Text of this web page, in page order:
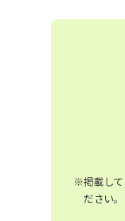
※掲載して
ださい。